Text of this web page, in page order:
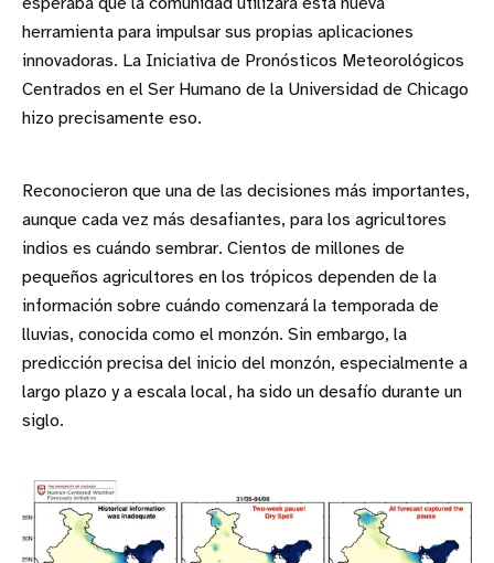
herramienta para impulsar sus propias aplicaciones
innovadoras. La Iniciativa de Pronósticos Meteorológicos
Centrados en el Ser Humano de la Universidad de Chicago
hizo precisamente eso.
Reconocieron que una de las decisiones más importantes,
aunque cada vez más desafiantes, para los agricultores
indios es cuándo sembrar. Cientos de millones de
pequeños agricultores en los trópicos dependen de la
información sobre cuándo comenzará la temporada de
lluvias, conocida como el monzón. Sin embargo, la
predicción precisa del inicio del monzón, especialmente a
largo plazo y a escala local, ha sido un desafío durante un
siglo.